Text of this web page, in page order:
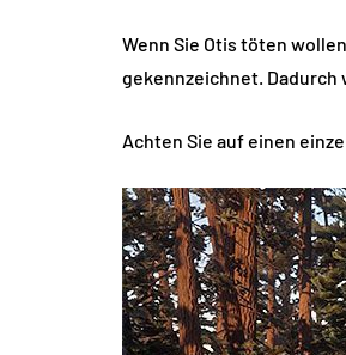
Wenn Sie Otis töten
gekennzeichnet. Dadurch
Achten Sie auf einen